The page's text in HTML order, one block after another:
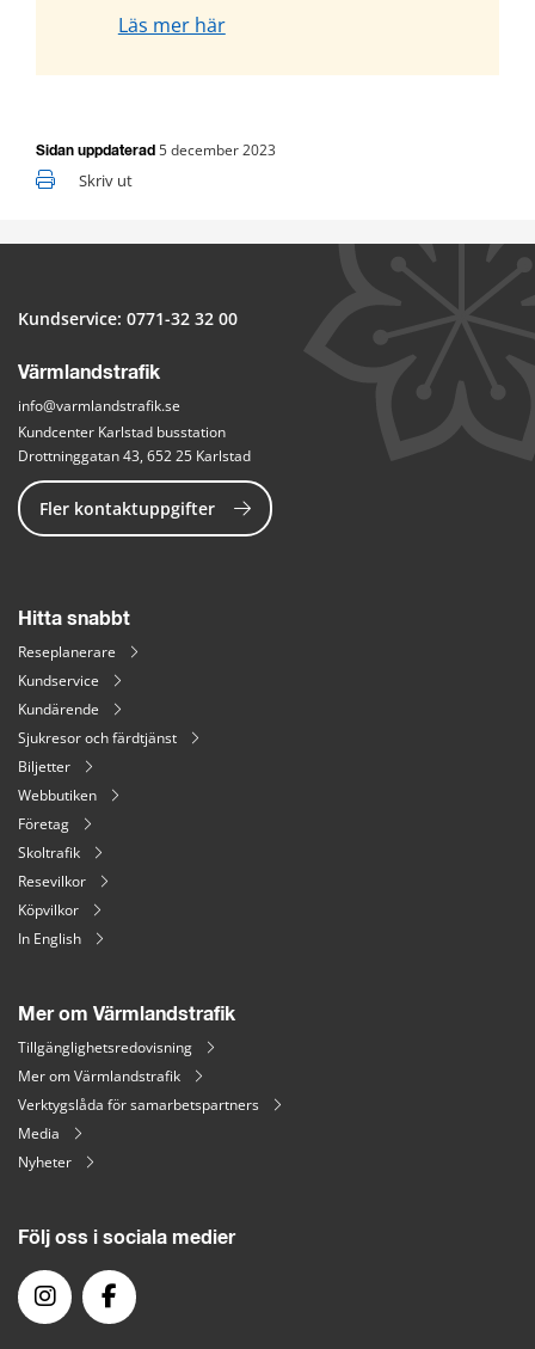
Läs mer här
Sidan uppdaterad 5 december 2023
Skriv ut
Kundservice: 0771-32 32 00
Värmlandstrafik
info@varmlandstrafik.se
Kundcenter Karlstad busstation
Drottninggatan 43, 652 25 Karlstad
Fler kontaktuppgifter
Hitta snabbt
Reseplanerare
Kundservice
Kundärende
Sjukresor och färdtjänst
Biljetter
Webbutiken
Företag
Skoltrafik
Resevilkor
Köpvilkor
In English
Mer om Värmlandstrafik
Tillgänglighetsredovisning
Mer om Värmlandstrafik
Verktygslåda för samarbetspartners
Media
Nyheter
Följ oss i sociala medier